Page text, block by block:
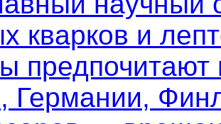
кварков и
Германии,